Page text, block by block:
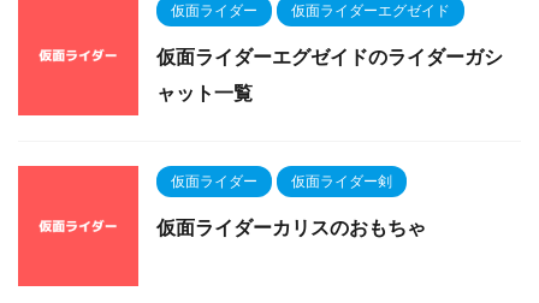
仮面ライダー 仮面ライダーエグゼイド
仮面ライダーエグゼイドのライダーガシ
ャット一覧
仮面ライダー 仮面ライダー剣
仮面ライダーカリスのおもちゃ